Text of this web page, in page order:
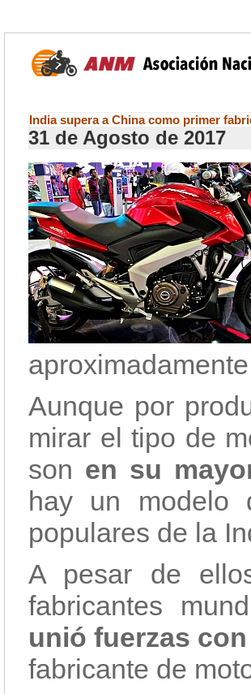
India supera a China como primer
31 de Agosto de 2017
Aunque por
mirar el tipo de
son en su
hay un
populares de la
A pesar de
fabricantes
unió fuerzas
fabricante de